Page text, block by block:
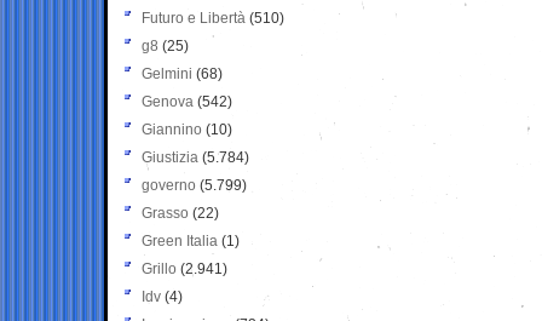
Futuro e Libertà (510)
g8 (25)
Gelmini (68)
Genova (542)
Giannino (10)
Giustizia (5.784)
governo (5.799)
Grasso (22)
Green Italia (1)
Grillo (2.941)
Idv (4)